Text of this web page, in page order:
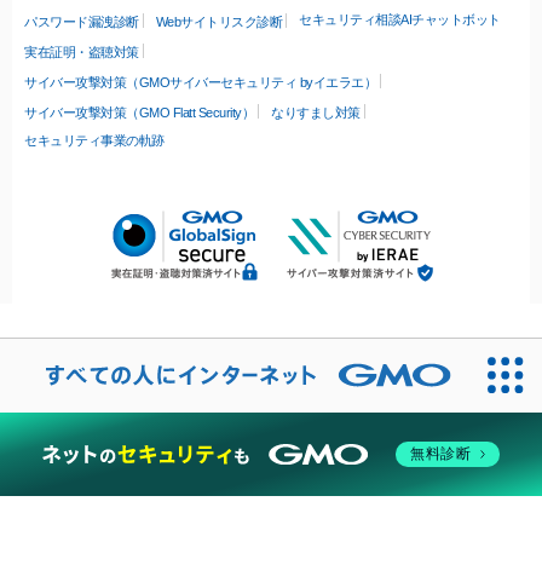
パスワード漏洩診断 Webサイトリスク診断 セキュリティ相談AIチャットボット
実在証明・盗聴対策
サイバー攻撃対策（GMOサイバーセキュリティ byイエラエ）
サイバー攻撃対策（GMO Flatt Security）
なりすまし対策
セキュリティ事業の軌跡
無料診断